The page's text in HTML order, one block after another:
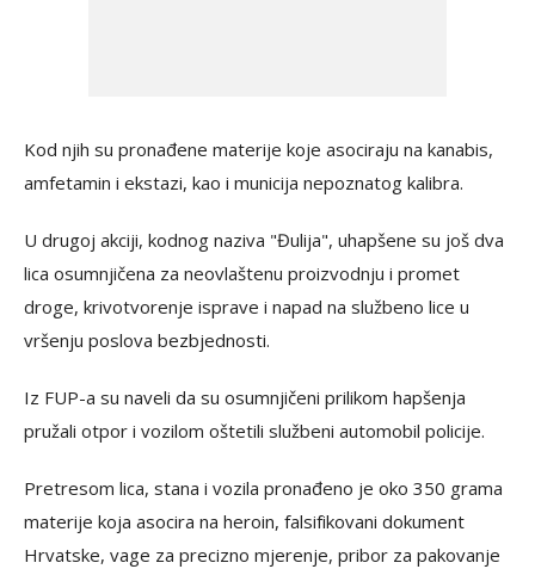
Kod njih su pronađene materije koje asociraju na kanabis,
amfetamin i ekstazi, kao i municija nepoznatog kalibra.
U drugoj akciji, kodnog naziva "Đulija", uhapšene su još dva
lica osumnjičena za neovlaštenu proizvodnju i promet
droge, krivotvorenje isprave i napad na službeno lice u
vršenju poslova bezbjednosti.
Iz FUP-a su naveli da su osumnjičeni prilikom hapšenja
pružali otpor i vozilom oštetili službeni automobil policije.
Pretresom lica, stana i vozila pronađeno je oko 350 grama
materije koja asocira na heroin, falsifikovani dokument
Hrvatske, vage za precizno mjerenje, pribor za pakovanje